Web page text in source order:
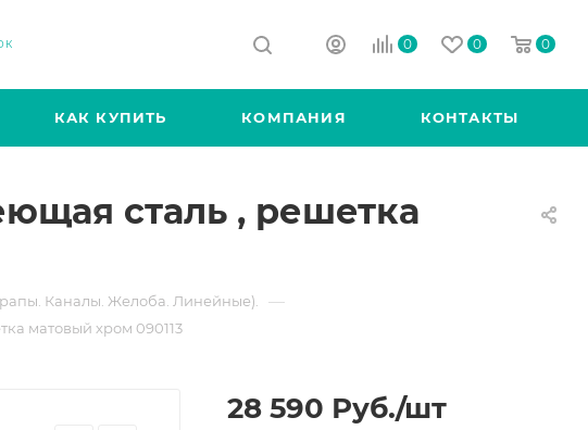
0 0 0
КАК КУПИТЬ КОМПАНИЯ КОНТАКТЫ
сталь , решетка
Каналы. Желоба. Линейные). —
матовый хром 090113
28 590 Руб./шт